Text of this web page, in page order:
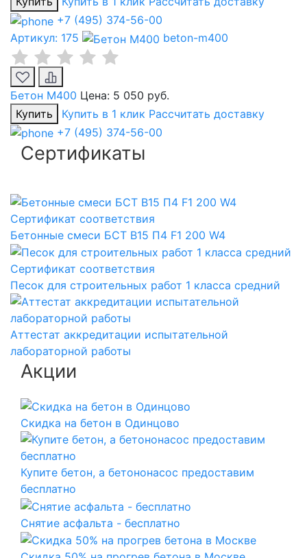
+7 (495) 374-56-00
Артикул: 175
beton-m400
Бетон М400 Цена: 5 050 руб.
Купить
Купить в 1 клик Рассчитать доставку
+7 (495) 374-56-00
Сертификаты
Сертификат соответствия
Бетонные смеси БСТ B15 П4 F1 200 W4
Сертификат соответствия
Песок для строительных работ 1 класса средний
Аттестат аккредитации испытательной
лабораторной работы
Акции
Скидка на бетон в Одинцово
Купите бетон, а бетононасос предоставим
бесплатно
Снятие асфальта - бесплатно